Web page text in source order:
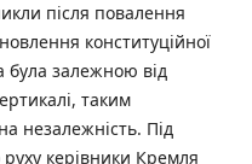
після повалення
конституційної
була залежною від
таким
незалежність. Під
керівники Кремля